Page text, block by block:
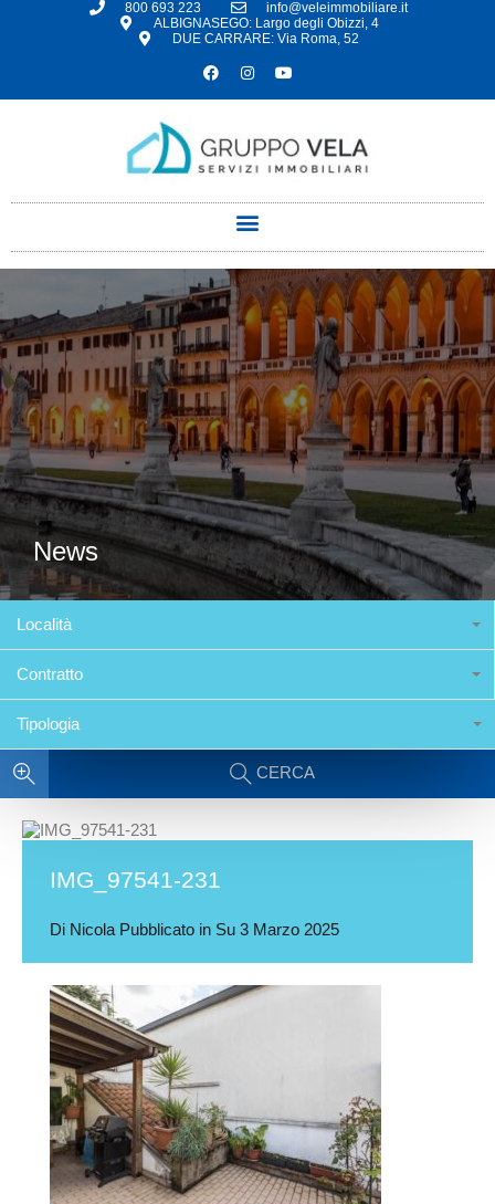
800 693 223
info@veleimmobiliare.it
ALBIGNASEGO: Largo degli Obizzi, 4
DUE CARRARE: Via Roma, 52
News
Località
Contratto
Tipologia
CERCA
IMG_97541-231
Di Nicola Pubblicato in Su 3 Marzo 2025